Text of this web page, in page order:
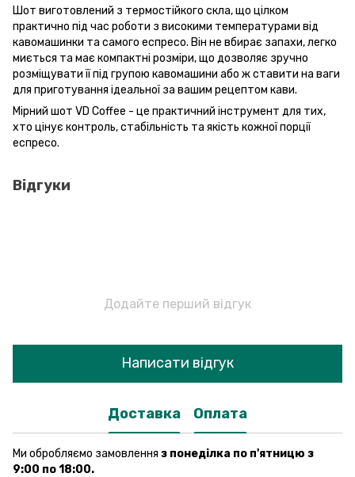
Шот виготовлений з термостійкого скла, що цілком
практично під час роботи з високими температурами від
кавомашинки та самого еспресо. Він не вбирає запахи, легко
миється та має компактні розміри, що дозволяє зручно
розміщувати її під групою кавомашини або ж ставити на ваги
для приготування ідеальної за вашим рецептом кави.
Мірний шот VD Coffee - це практичний інструмент для тих,
хто цінує контроль, стабільність та якість кожної порції
еспресо.
Відгуки
Додайте перший відгук
Написати відгук
Доставка Оплата
Ми обробляємо замовлення з понеділка по п'ятницю з
9:00 по 18:00.